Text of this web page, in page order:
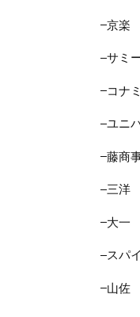
京楽
サミ
コナ
ユニ
藤商
三洋
大一
スパ
山佐